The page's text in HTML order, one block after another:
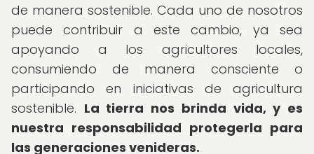
de manera sostenible. Cada uno de nosotros
puede contribuir a este cambio, ya sea
apoyando a los agricultores locales,
consumiendo de manera consciente o
participando en iniciativas de agricultura
sostenible. La tierra nos brinda vida, y es
nuestra responsabilidad protegerla para
las generaciones venideras.